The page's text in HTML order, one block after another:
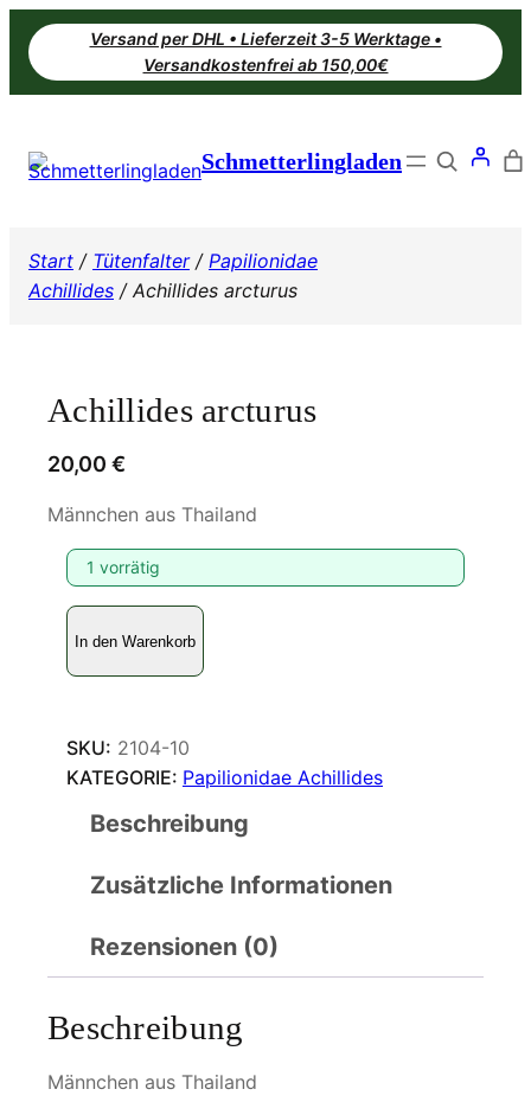
Zum
Inhalt
springen
Versand per DHL • Lieferzeit 3-5 Werktage •
Versandkostenfrei ab 150,00€
Schmetterlingladen Search
Start / Tütenfalter/ Papilionidae
Achillides / Achillides arcturus
Achillides arcturus
20,00 €
Männchen aus Thailand
1 vorrätig
A
h
l
l
c
u
u
In den Warenkorb
SKU: 2104-10
KATEGORIE: Papilionidae Achillides
Beschreibung
Zusätzliche Informationen
Rezensionen (0)
Beschreibung
Männchen aus Thailand